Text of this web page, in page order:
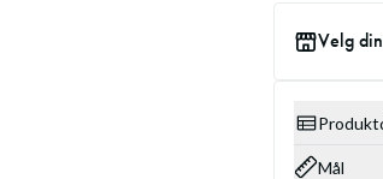
Velg
Mål